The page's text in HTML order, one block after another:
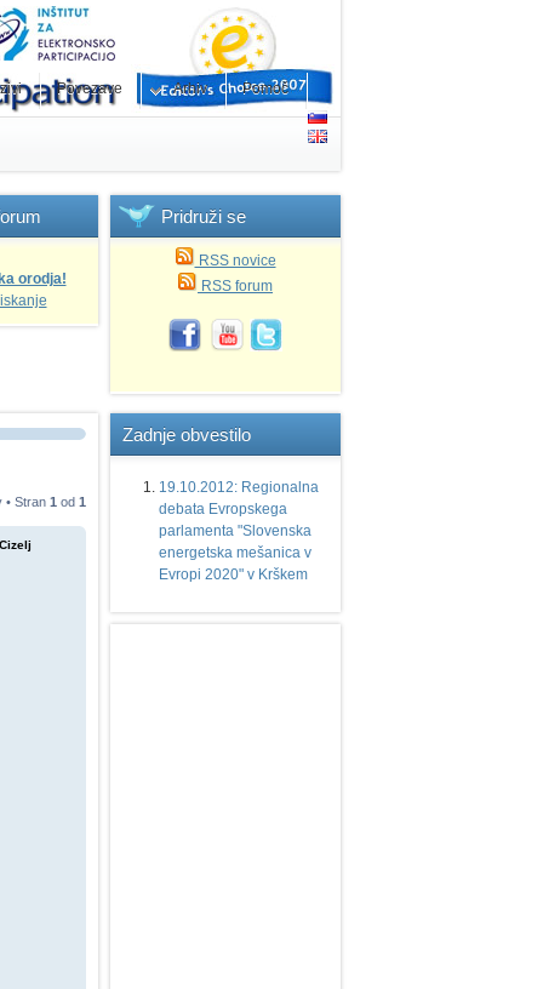
Povezave Arhiv Pomoč
orodja!
Pridruži se
RSS novice
RSS forum
• Stran 1 od 1
Zadnje obvestilo
19.10.2012: Regionalna
debata Evropskega
parlamenta "Slovenska
energetska mešanica v
Evropi 2020" v Krškem